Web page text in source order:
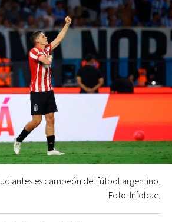
es campeón del fútbol argentino.
Foto: Infobae.